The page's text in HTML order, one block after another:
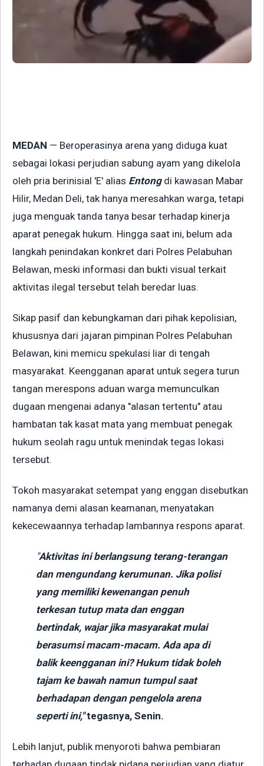
MEDAN — Beroperasinya arena yang diduga kuat
sebagai lokasi perjudian sabung ayam yang dikelola
oleh pria berinisial 'E' alias Entongdi kawasan Mabar
Hilir, Medan Deli, tak hanya meresahkan warga, tetapi
juga menguak tanda tanya besar terhadap kinerja
aparat penegak hukum. Hingga saat ini, belum ada
langkah penindakan konkret dari Polres Pelabuhan
Belawan, meski informasi dan bukti visual terkait
aktivitas ilegal tersebut telah beredar luas.
Sikap pasif dan kebungkaman dari pihak kepolisian,
khususnya dari jajaran pimpinan Polres Pelabuhan
Belawan, kini memicu spekulasi liar di tengah
masyarakat. Keengganan aparat untuk segera turun
tangan merespons aduan warga memunculkan
dugaan mengenai adanya "alasan tertentu" atau
hambatan tak kasat mata yang membuat penegak
hukum seolah ragu untuk menindak tegas lokasi
tersebut.
Tokoh masyarakat setempat yang enggan disebutkan
namanya demi alasan keamanan, menyatakan
kekecewaannya terhadap lambannya respons aparat.
"Aktivitas ini berlangsung terang-terangan
dan mengundang kerumunan. Jika polisi
yang memiliki kewenangan penuh
terkesan tutup mata dan enggan
bertindak, wajar jika masyarakat mulai
berasumsi macam-macam. Ada apa di
balik keengganan ini? Hukum tidak boleh
tajam ke bawah namun tumpul saat
berhadapan dengan pengelola arena
seperti ini,"tegasnya, Senin.
Lebih lanjut, publik menyoroti bahwa pembiaran